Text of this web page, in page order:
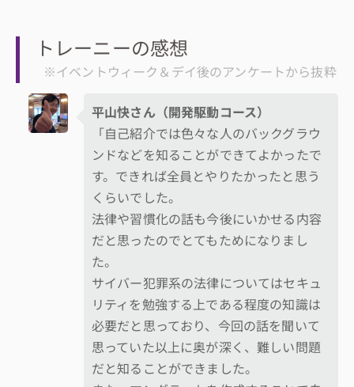
トレーニーの感想
※イベントウィーク＆デイ後のアンケートから抜粋
平山快さん（開発駆動コース）
「自己紹介では色々な人のバックグラウ
ンドなどを知ることができてよかったで
す。できれば全員とやりたかったと思う
くらいでした。
法律や習慣化の話も今後にいかせる内容
だと思ったのでとてもためになりまし
た。
サイバー犯罪系の法律についてはセキュ
リティを勉強する上である程度の知識は
必要だと思っており、今回の話を聞いて
思っていた以上に奥が深く、難しい問題
だと知ることができました。